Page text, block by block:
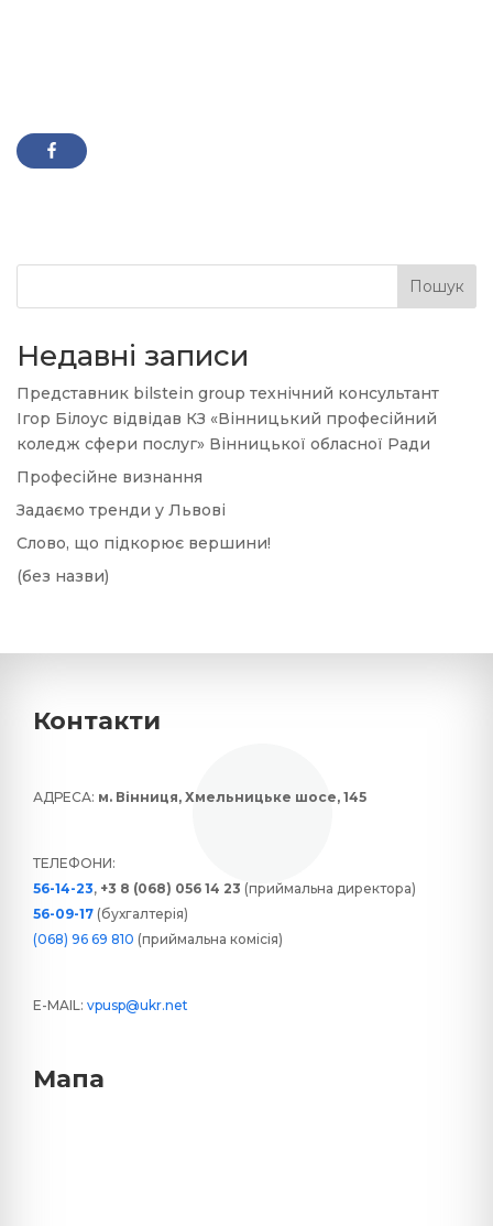
Пошук
Недавні записи
Представник bilstein group технічний консультант
Ігор Білоус відвідав КЗ «Вінницький професійний
коледж сфери послуг» Вінницької обласної Ради
Професійне визнання
Задаємо тренди у Львові
Слово, що підкорює вершини!
(без назви)
Контакти
АДРЕСА: м. Вінниця, Хмельницьке шосе, 145
ТЕЛЕФОНИ:
56-14-23, +3 8 (068) 056 14 23 (приймальна директора)
56-09-17 (бухгалтерія)
(068) 96 69 810 (приймальна комісія)
E-MAIL: vpusp@ukr.net
Мапа